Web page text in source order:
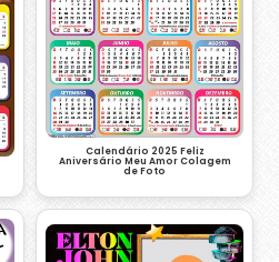
Calendário 2025 Feliz
Aniversário Meu Amor Colagem
de Foto